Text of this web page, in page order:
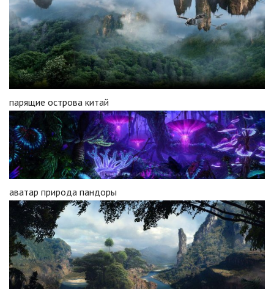
парящие острова китай
аватар природа пандоры